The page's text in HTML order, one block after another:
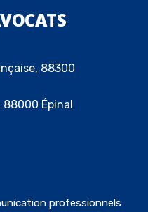
88300
88000 Épinal
professionnels